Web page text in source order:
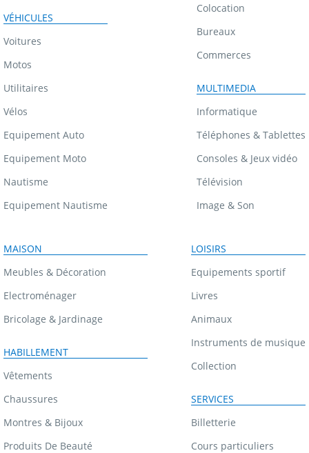
VÉHICULES
Voitures
Motos
Utilitaires
Vélos
Equipement Auto
Equipement Moto
Nautisme
Equipement Nautisme
Colocation
Bureaux
Commerces
MULTIMEDIA
Informatique
Téléphones & Tablettes
Consoles & Jeux vidéo
Télévision
Image & Son
MAISON
Meubles & Décoration
Electroménager
Bricolage & Jardinage
HABILLEMENT
Vêtements
Chaussures
Montres & Bijoux
Produits De Beauté
LOISIRS
Equipements sportif
Livres
Animaux
Instruments de musique
Collection
SERVICES
Billetterie
Cours particuliers